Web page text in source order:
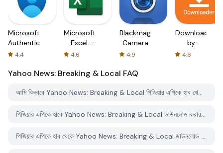
Microsoft
Authenticator
4.4
Microsoft
Excel:
Spreadsheets
4.6
Blackmagic
Camera
4.9
Downloader
by
AFTVnews
4.6
Yahoo News: Breaking & Local FAQ
আমি কিভাবে Yahoo News: Breaking & Local পিজিয়ার এপিকে হাব থেকে ডাউনলোড করব?
পিজিয়ার এপিকে হাবে Yahoo News: Breaking & Local ডাউনলোড করার জন্য কোন খরচ আছে?
পিজিয়ার এপিকে হাব থেকে Yahoo News: Breaking & Local ডাউনলোড করতে কি আমার একটি অ্যাকাউন্ট দরকার?